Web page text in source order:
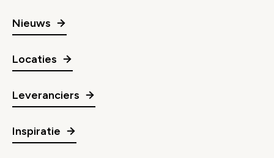
Nieuws
Locaties
Leveranciers
Inspiratie